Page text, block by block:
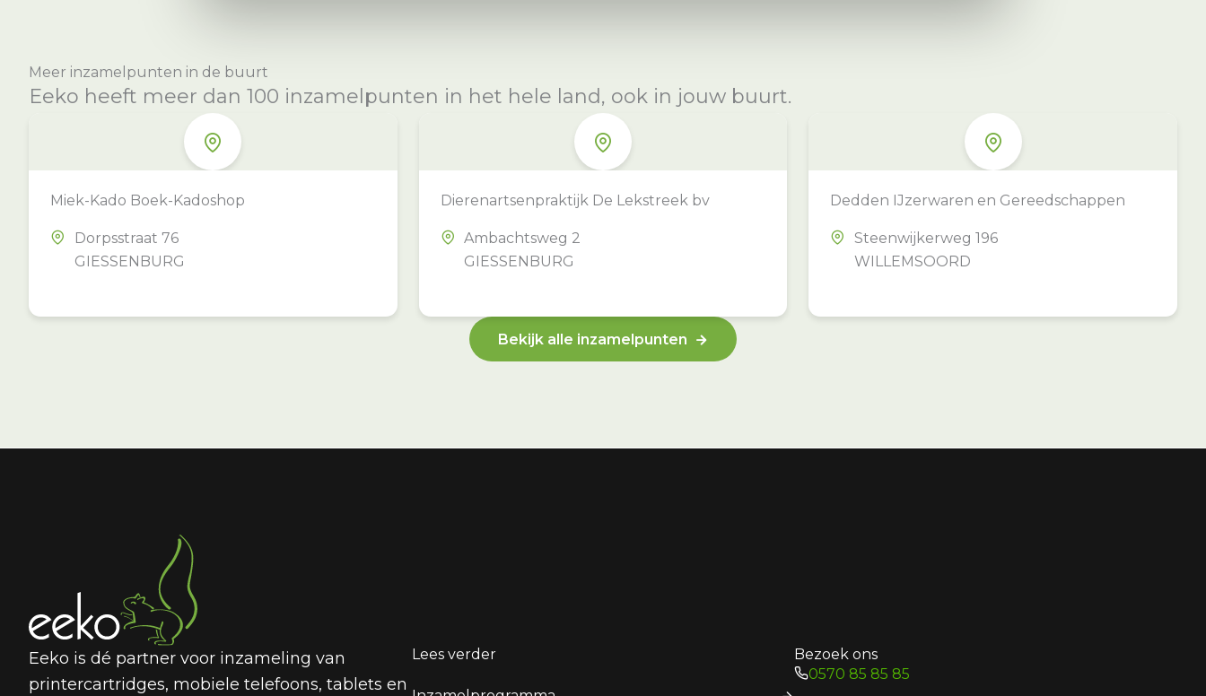
Meer inzamelpunten in de buurt
Eeko heeft meer dan 100 inzamelpunten in het hele land, ook in jouw buurt.
Miek-Kado Boek-Kadoshop
Dorpsstraat 76
GIESSENBURG
Dierenartsenpraktijk De Lekstreek bv
Ambachtsweg 2
GIESSENBURG
Dedden IJzerwaren en Gereedschappen
Steenwijkerweg 196
WILLEMSOORD
Bekijk alle inzamelpunten
Eeko is dé partner voor inzameling van
printercartridges, mobiele telefoons, tablets en
Lees verder
Bezoek ons
0570 85 85 85